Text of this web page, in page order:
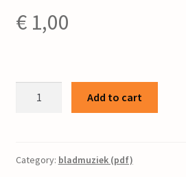
€1,00
orgel
Add to cart
Category: bladmuziek (pdf)